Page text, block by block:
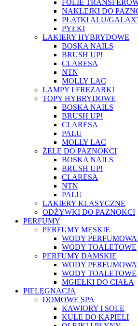
FOLIE
NAKLEJKI DO
PŁATKI ALU/
PYŁKI
LAKIERY HYBRYDOWE
BOSKA NAILS
BRUSH UP!
CLARESA
NTN
MOLLY LAC
LAMPY I FREZARKI
TOPY HYBRYDOWE
BOSKA NAILS
BRUSH UP!
CLARESA
PALU
MOLLY LAC
ŻELE DO PAZNOKCI
BOSKA NAILS
BRUSH UP!
CLARESA
NTN
PALU
LAKIERY KLASYCZNE
ODŻYWKI DO PAZNOKCI
PERFUMY
PERFUMY MĘSKIE
WODY
WODY TOALETOWE
PERFUMY DAMSKIE
WODY
WODY TOALETOWE
MGIEŁKI DO CIAŁA
PIELĘGNACJA
DOMOWE SPA
KAWIORY I SOLE
KULE DO KĄPIELI